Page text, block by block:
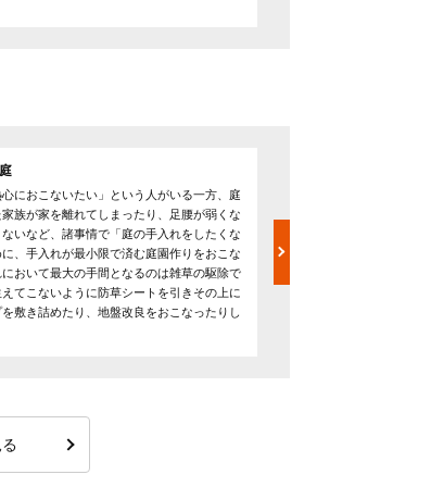
心におこないたい」という人がいる一方、庭
族が家を離れてしまったり、足腰が弱くな
いなど、諸事情で「庭の手入れをしたくな
、手入れが最小限で済む庭園作りをおこな
おいて最大の手間となるのは雑草の駆除で
てこないように防草シートを引きその上に
敷き詰めたり、地盤改良をおこなったりし